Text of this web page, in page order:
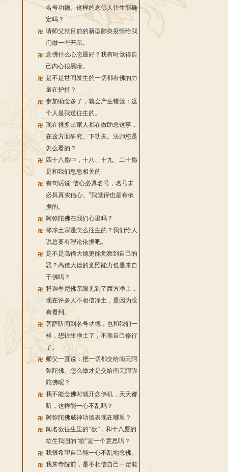
名号功德。这样的念佛人往生能确
定吗？
请师父就目前的新型肺炎疫情给我
们做一些开示。
念佛什么心态最好？我有时觉得自
己内心很黑暗。
是不是世间发生的一切都有佛的力
量在护持？
参加助念多了，就会产生错觉：这
个人是我送往生的。
现在很多出家人都在做助念这事，
在这方面研究、下功夫。法师您是
怎么看的？
四十八愿中，十八、十九、二十愿
是和我们息息相关的
有句话说“信心必具名号，名号未
必具真实信心。”我觉得也是有依
据的。
阿弥陀佛在我们心里吗？
修净土宗是怎么往生的？我们给人
说总要有理论依据吧。
是不是高僧大德更能觉察到自己的
恶？高僧大德的觉照能力也是来自
于佛吗？
释迦牟尼佛亲眼见到了西方净土，
现在许多人不相信净土，是因为没
有看到。
菩萨听闻到名号功德，也和我们一
样，想往生净土了，不靠自己修行
了。
师父一直说：把一切都交给南无阿
弥陀佛。怎么做才是交给南无阿弥
陀佛呢？
我不能念佛时就开念佛机，天天都
听，这样能一心不乱吗？
阿弥陀佛威神功德表现在哪里？
闻名欲往生里的“欲”，和十八愿的
欲生我国的“欲”是一个意思吗？
我很希望自己能一心不乱地念佛。
我来寺院前，是不相信自己一定能